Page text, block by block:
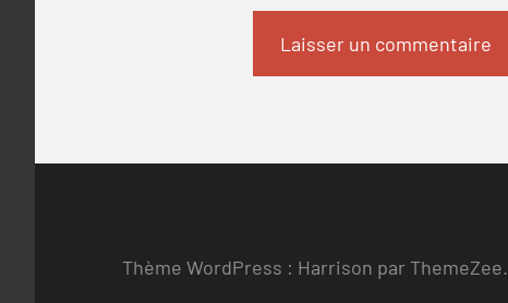
Thème WordPress : Harrison par ThemeZee.